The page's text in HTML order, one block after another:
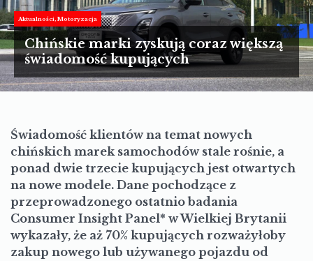
MOTORYZACJA
LIFESTYLE
Aktualności Motoryzacja
Chińskie marki zyskują coraz większą
świadomość kupujących
Świadomość klientów na temat nowych
chińskich marek samochodów stale rośnie, a
ponad dwie trzecie kupujących jest otwartych
na nowe modele. Dane pochodzące z
przeprowadzonego ostatnio badania
Consumer Insight Panel* w Wielkiej Brytanii
wykazały, że aż 70% kupujących rozważyłoby
zakup nowego lub używanego pojazdu od